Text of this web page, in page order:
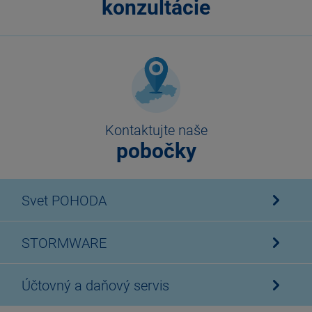
konzultácie
Kontaktujte naše
pobočky
Svet POHODA
STORMWARE
Účtovný a daňový servis